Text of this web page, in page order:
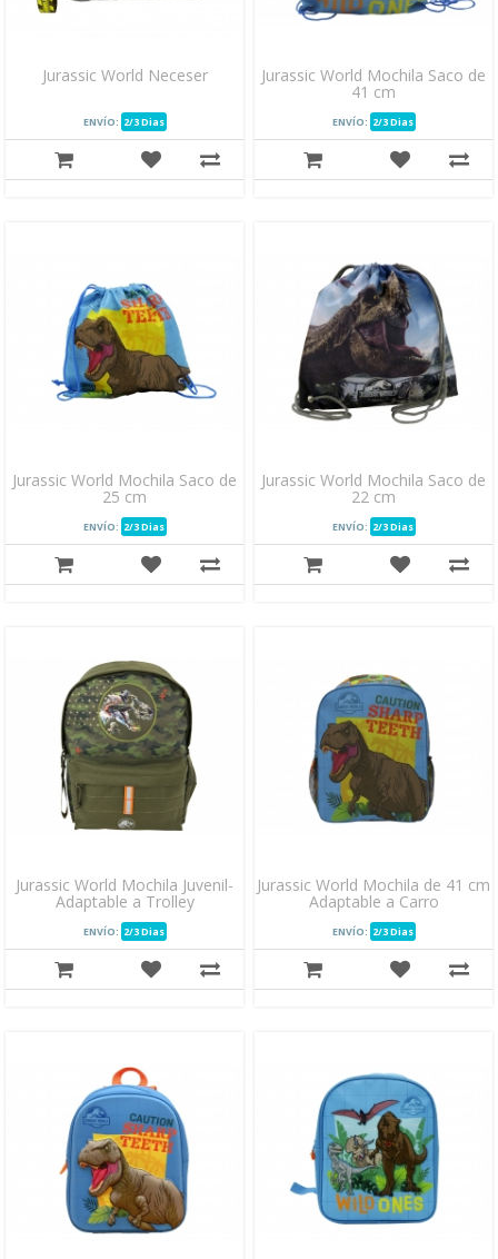
Jurassic World Neceser
ENVÍO: 2/3 Dias
Jurassic World Mochila Saco de
41 cm
ENVÍO: 2/3 Dias
Jurassic World Mochila Saco de
25 cm
ENVÍO: 2/3 Dias
Jurassic World Mochila Saco de
22 cm
ENVÍO: 2/3 Dias
Jurassic World Mochila Juvenil-
Adaptable a Trolley
ENVÍO: 2/3 Dias
Jurassic World Mochila de 41 cm
Adaptable a Carro
ENVÍO: 2/3 Dias